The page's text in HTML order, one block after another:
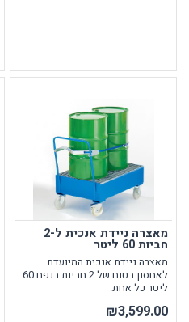
מאצרה ניידת אנכית ל-2
חביות 60 ליטר
מאצרה ניידת אנכית המיועדת
לאחסון בטוח של 2 חביות בנפח 60
ליטר כל אחת.
₪3,599.00